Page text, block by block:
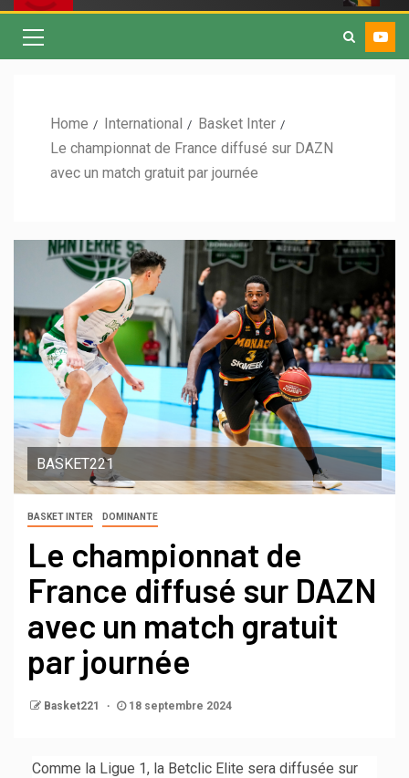
Home International
Basket Inter
Le championnat de France diffusé sur DAZN
avec un match gratuit par journée
BASKET221
BASKET INTER DOMINANTE
Le championnat de
France diffusé sur DAZN
avec un match gratuit
par journée
Basket221 18 septembre 2024
Comme la Ligue 1, la Betclic Elite sera diffusée sur